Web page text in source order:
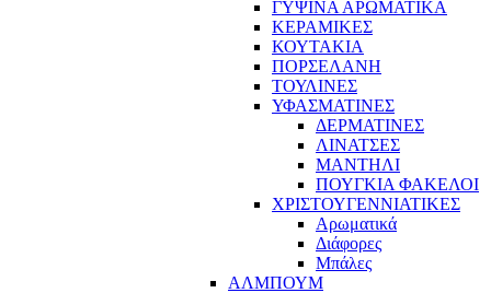
ΓΥΨΙΝΑ ΑΡΩΜΑΤΙΚΑ
ΚΕΡΑΜΙΚΕΣ
ΚΟΥΤΑΚΙΑ
ΠΟΡΣΕΛΑΝΗ
ΤΟΥΛΙΝΕΣ
ΥΦΑΣΜΑΤΙΝΕΣ
ΔΕΡΜΑΤΙΝΕΣ
ΛΙΝΑΤΣΕΣ
ΜΑΝΤΗΛΙ
ΠΟΥΓΚΙΑ ΦΑΚΕΛΟΙ
ΧΡΙΣΤΟΥΓΕΝΝΙΑΤΙΚΕΣ
Αρωματικά
Διάφορες
Μπάλες
ΑΛΜΠΟΥΜ